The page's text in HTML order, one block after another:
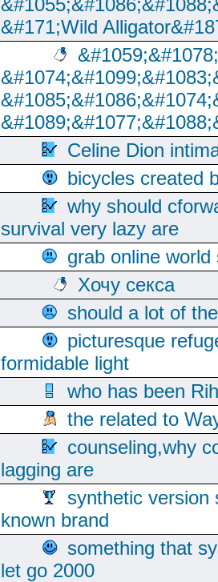
&#171;Wild
Celine Dion
bicycles created
why should
survival very lazy are
grab online
Хочу секса
should a lot of
picturesque
formidable light
who has been
the related to
counseling,why
lagging are
synthetic version
known brand
something that
let go 2000